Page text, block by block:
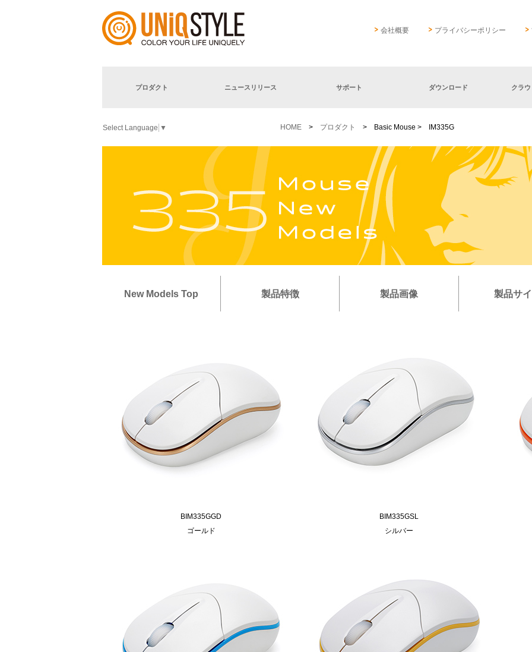
会社概要 プライバシーポリシー
プロダクト ニュースリリース サポート ダウンロード クラ
Select Language ▼ HOME > プロダクト > Basic Mouse > IM335G
New Models Top 製品特徴 製品画像 製品サ
BIM335GGD
ゴールド
BIM335GSL
シルバー